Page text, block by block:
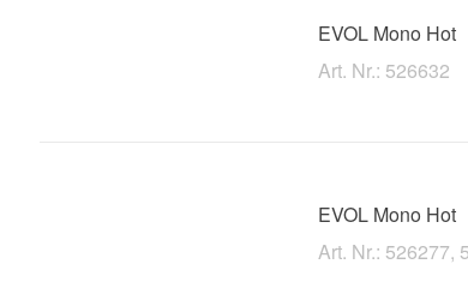
EVOL Mono Hot
Art. Nr.: 526632
EVOL Mono Hot
Art. Nr.: 526277,